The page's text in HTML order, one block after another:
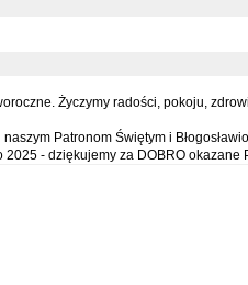
Życzymy radości, pokoju,
Patronom Świętym i
2025 - dziękujemy za DOBRO okazane